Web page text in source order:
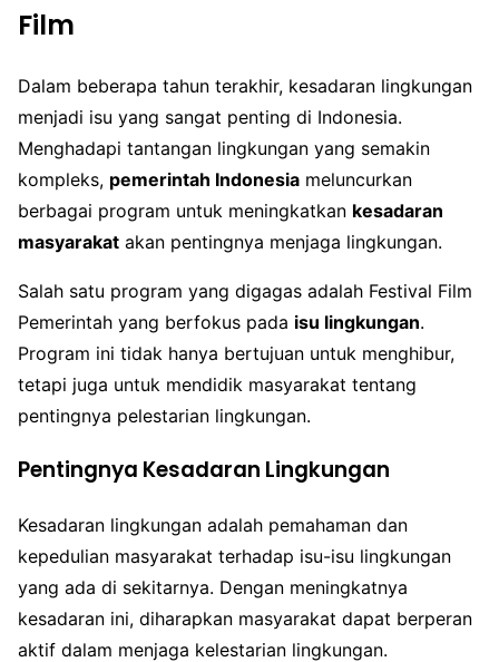
Film
Dalam beberapa tahun terakhir, kesadaran lingkungan
menjadi isu yang sangat penting di Indonesia.
Menghadapi tantangan lingkungan yang semakin
kompleks, pemerintah Indonesia meluncurkan
berbagai program untuk meningkatkan kesadaran
masyarakat akan pentingnya menjaga lingkungan.
Salah satu program yang digagas adalah Festival Film
Pemerintah yang berfokus pada isu lingkungan.
Program ini tidak hanya bertujuan untuk menghibur,
tetapi juga untuk mendidik masyarakat tentang
pentingnya pelestarian lingkungan.
Pentingnya Kesadaran Lingkungan
Kesadaran lingkungan adalah pemahaman dan
kepedulian masyarakat terhadap isu-isu lingkungan
yang ada di sekitarnya. Dengan meningkatnya
kesadaran ini, diharapkan masyarakat dapat berperan
aktif dalam menjaga kelestarian lingkungan.